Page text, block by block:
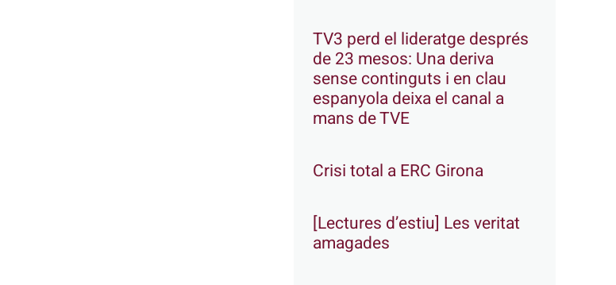
TV3 perd el lideratge després
de 23 mesos: Una deriva
sense continguts i en clau
espanyola deixa el canal a
mans de TVE
Crisi total a ERC Girona
[Lectures d’estiu] Les veritat
amagades